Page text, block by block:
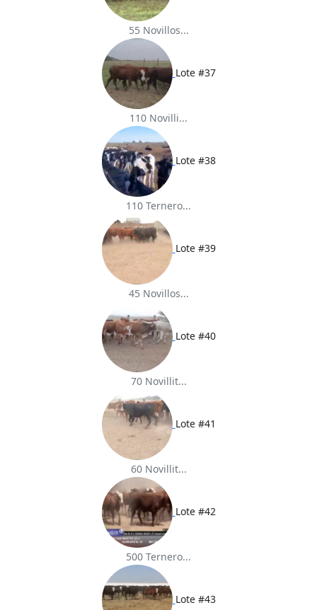
55 Novillos...
Lote #37
110 Novilli...
Lote #38
110 Ternero...
Lote #39
45 Novillos...
Lote #40
70 Novillit...
Lote #41
60 Novillit...
Lote #42
500 Ternero...
Lote #43